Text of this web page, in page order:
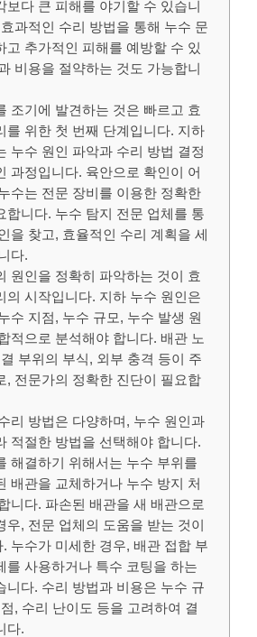
보다 큰 피해를 야기할 수 있습니
과적인 수리 방법을 통해 누수 문
고 추가적인 피해를 예방할 수 있
비용을 절약하는 것도 가능합니
조기에 발견하는 것은 빠르고 효
를 위한 첫 번째 단계입니다. 지하
누수 원인 파악과 수리 방법 결정
과정입니다. 육안으로 확인이 어
수는 전문 장비를 이용한 정확한
합니다. 누수 탐지 전문 업체를 통
을 찾고, 효율적인 수리 계획을 세
다.
원인을 정확히 파악하는 것이 효
의 시작입니다. 지하 누수 원인은
수 지점, 누수 규모, 누수 발생 원
적으로 분석해야 합니다. 배관 노
부위의 부식, 외부 충격 등이 주
, 전문가의 정확한 진단이 필요합
리 방법은 다양하며, 누수 원인과
적절한 방법을 선택해야 합니다.
해결하기 위해서는 누수 부위를
배관을 교체하거나 누수 방지 처
니다. 파손된 배관을 새 배관으로
우, 전문 업체의 도움을 받는 것이
. 누수가 미세한 경우, 배관 접합 부
를 사용하거나 특수 코팅을 하는
니다. 수리 방법과 비용은 누수 규
, 수리 난이도 등을 고려하여 결
다.